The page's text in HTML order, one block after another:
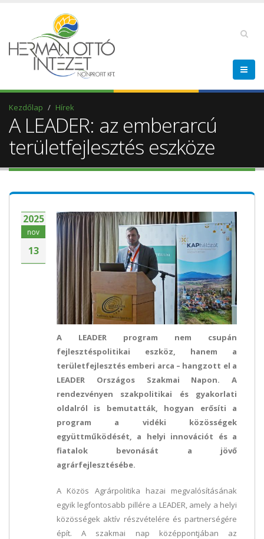
Kezdőlap Hírek
A LEADER: az emberarcú
területfejlesztés eszköze
2025
nov
13
A LEADER program nem csupán
fejlesztéspolitikai eszköz, hanem a
területfejlesztés emberi arca – hangzott el a
LEADER Országos Szakmai Napon. A
rendezvényen szakpolitikai és gyakorlati
oldalról is bemutatták, hogyan erősíti a
program a vidéki közösségek
együttműködését, a helyi innovációt és a
fiatalok bevonását a jövő
agrárfejlesztésébe.
A Közös Agrárpolitika hazai megvalósításának
egyik legfontosabb pillére a LEADER, amely a helyi
közösségek aktív részvételére és partnerségére
épít. A szakmai nap középpontjában az